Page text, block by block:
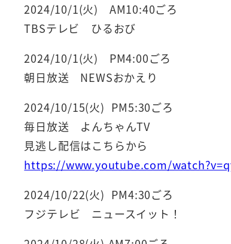
2024/10/1(火) AM10:40ごろ
TBSテレビ ひるおび
2024/10/1(火) PM4:00ごろ
朝日放送 NEWSおかえり
2024/10/15(火) PM5:30ごろ
毎日放送 よんちゃんTV
見逃し配信はこちらから
https://www.youtube.com/
2024/10/22(火) PM4:30ごろ
フジテレビ ニュースイット！